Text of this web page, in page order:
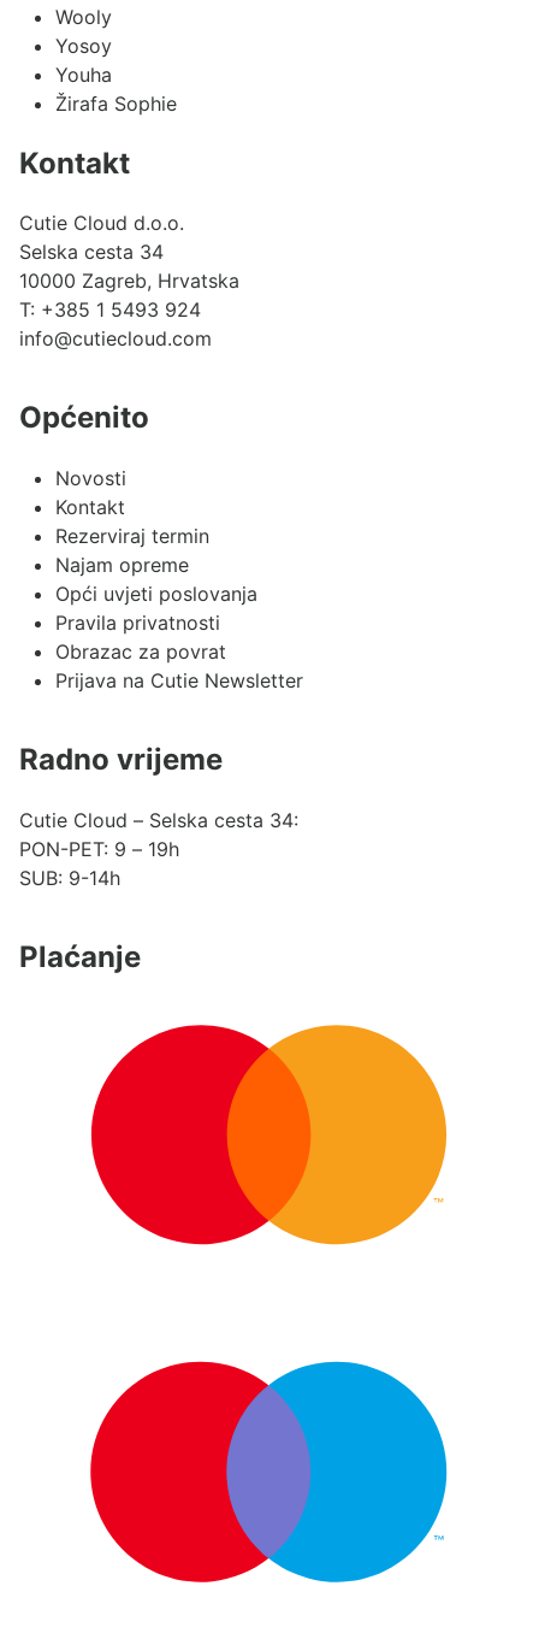
Wooly
Yosoy
Youha
Žirafa Sophie
Kontakt
Cutie Cloud d.o.o.
Selska cesta 34
10000 Zagreb, Hrvatska
T: +385 1 5493 924
info@cutiecloud.com
Općenito
Novosti
Kontakt
Rezerviraj termin
Najam opreme
Opći uvjeti poslovanja
Pravila privatnosti
Obrazac za povrat
Prijava na Cutie Newsletter
Radno vrijeme
Cutie Cloud – Selska cesta 34:
PON-PET: 9 – 19h
SUB: 9-14h
Plaćanje